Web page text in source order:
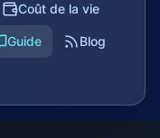
Coût de la vie
Guide Blog